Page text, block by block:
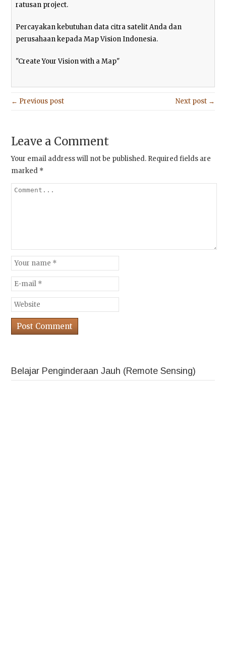
ratusan project.
Percayakan kebutuhan data citra satelit Anda dan
perusahaan kepada Map Vision Indonesia.
"Create Your Vision with a Map"
← Previous post Next post →
Leave a Comment
Your email address will not be published. Required fields are
marked *
Belajar Penginderaan Jauh (Remote Sensing)